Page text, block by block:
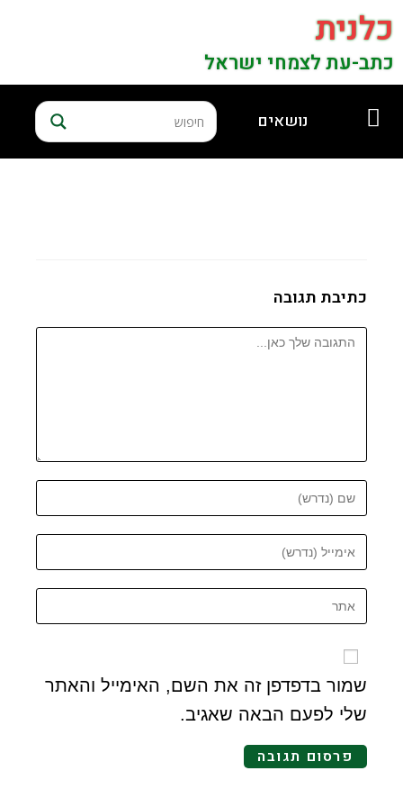
כלנית
כתב-עת לצמחי ישראל
נושאים
כתיבת תגובה
שמור בדפדפן זה את השם, האימייל והאתר
שלי לפעם הבאה שאגיב.